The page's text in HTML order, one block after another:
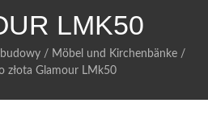
LMK50
/ Möbel und Kirchenbänke/
złota Glamour LMk50